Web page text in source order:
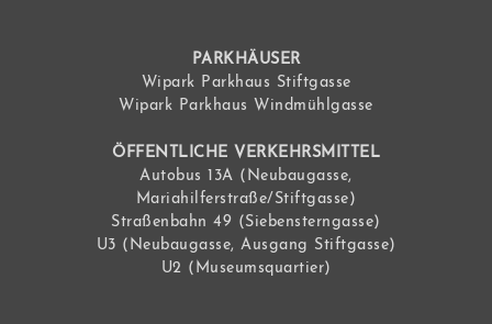
PARKHÄUSER
Wipark Parkhaus Stiftgasse
Wipark Parkhaus Windmühlgasse
ÖFFENTLICHE VERKEHRSMITTEL
Autobus 13A (Neubaugasse,
Mariahilferstraße/Stiftgasse)
Straßenbahn 49 (Siebensterngasse)
U3 (Neubaugasse, Ausgang Stiftgasse)
U2 (Museumsquartier)